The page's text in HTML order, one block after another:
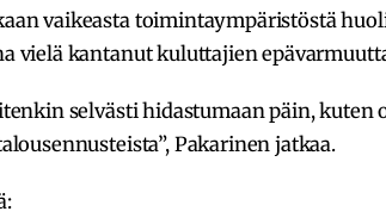
vaikeasta toimintaympäristöstä
vielä kantanut kuluttajien
selvästi hidastumaan päin, kuten
Pakarinen jatkaa.